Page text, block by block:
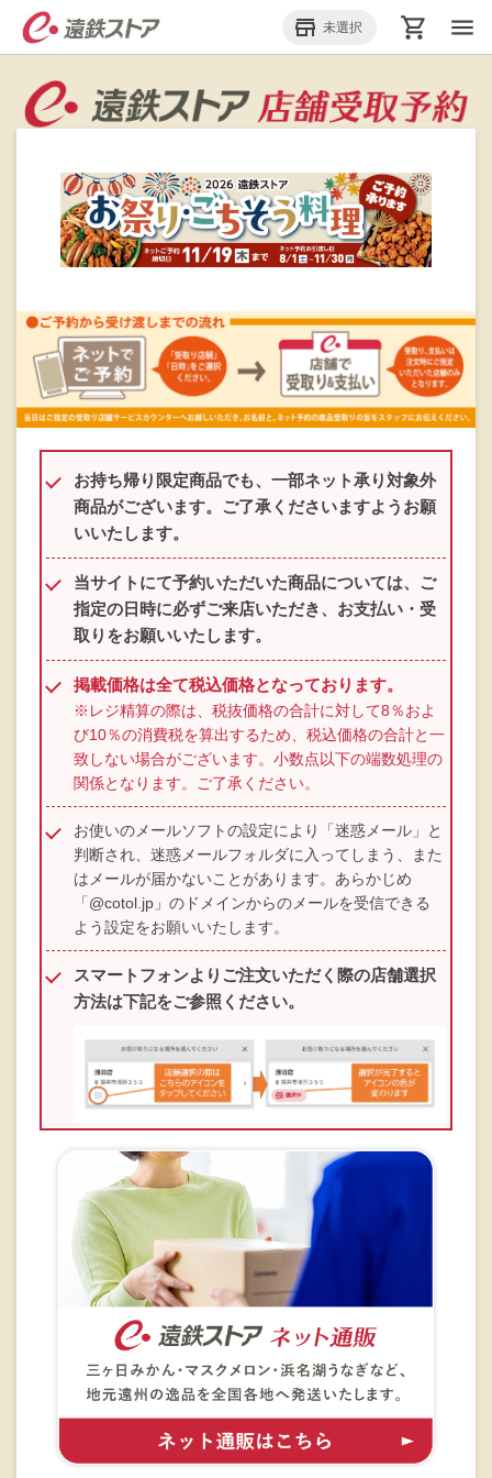
store_mall_directory 未選択 menu
お持ち帰り限定商品でも、一部ネット承り対象外
商品がございます。ご了承くださいますようお願
いいたします。
当サイトにて予約いただいた商品については、ご
指定の日時に必ずご来店いただき、お支払い・受
取りをお願いいたします。
掲載価格は全て税込価格となっております。
※レジ精算の際は、税抜価格の合計に対して8％およ
び10％の消費税を算出するため、税込価格の合計と一
致しない場合がございます。小数点以下の端数処理の
関係となります。ご了承ください。
お使いのメールソフトの設定により「迷惑メール」と
判断され、迷惑メールフォルダに入ってしまう、また
はメールが届かないことがあります。あらかじめ
「@cotol.jp」のドメインからのメールを受信できる
よう設定をお願いいたします。
スマートフォンよりご注文いただく際の店舗選択
方法は下記をご参照ください。